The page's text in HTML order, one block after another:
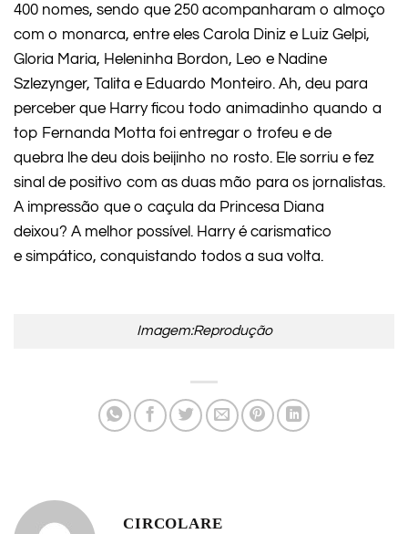
400 nomes, sendo que 250 acompanharam o almoço
com o monarca, entre eles Carola Diniz e Luiz Gelpi,
Gloria Maria, Heleninha Bordon, Leo e Nadine
Szlezynger, Talita e Eduardo Monteiro. Ah, deu para
perceber que Harry ficou todo animadinho quando a
top Fernanda Motta foi entregar o trofeu e de
quebra lhe deu dois beijinho no rosto. Ele sorriu e fez
sinal de positivo com as duas mão para os jornalistas.
A impressão que o caçula da Princesa Diana
deixou? A melhor possível. Harry é carismatico
e simpático, conquistando todos a sua volta.
Imagem:Reprodução
CIRCOLARE